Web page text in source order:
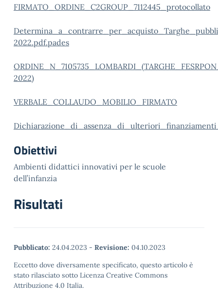
FIRMATO_ORDINE_C2GROUP_7112445_protocollato
2022.pdf.pades
2022)
VERBALE_COLLAUDO_MOBILIO_FIRMATO
Obiettivi
Ambienti didattici innovativi per le scuole
dell’infanzia
Risultati
Pubblicato: 24.04.2023 - Revisione: 04.10.2023
Eccetto dove diversamente specificato, questo articolo è
stato rilasciato sotto Licenza Creative Commons
Attribuzione 4.0 Italia.